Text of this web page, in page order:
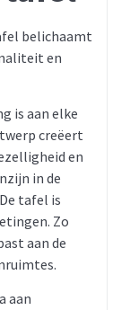
belichaamt
en
is aan elke
creëert
en
in de
tafel is
Zo
aan de
aan